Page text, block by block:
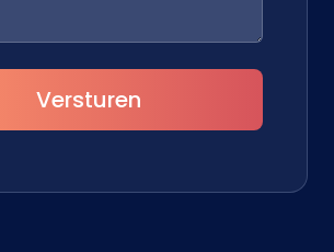
Versturen